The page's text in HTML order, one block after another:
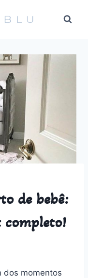
de bebê:
completo!
dos momentos